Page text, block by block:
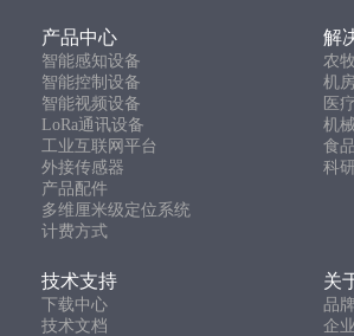
产品中心 解
智能感知设备
农
智能控制设备
机
智能视频设备
医
LoRa通讯设备
机
工业互联网平台
食
外接传感器
科
产品配件
多维厘米级定位系统
计费方式
技术支持 关
下载中心
品
技术文档
企